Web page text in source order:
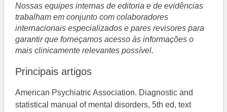
Nossas equipes internas de editoria e de evidências
trabalham em conjunto com colaboradores
internacionais especializados e pares revisores para
garantir que forneçamos acesso às informações o
mais clinicamente relevantes possível.
Principais artigos
American Psychiatric Association. Diagnostic and
statistical manual of mental disorders, 5th ed, text